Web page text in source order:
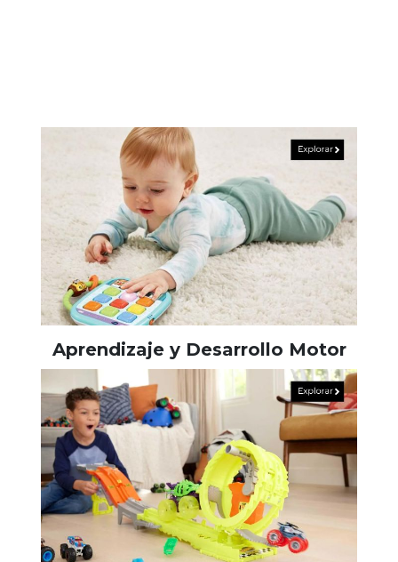
Aprendizaje y Desarrollo Motor